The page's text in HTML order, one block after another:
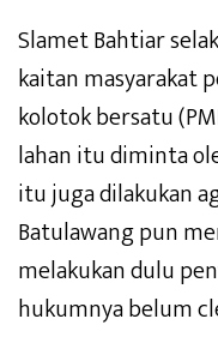
Slamet Bahtiar
kaitan masyarakat
kolotok bersatu
lahan itu diminta
itu juga dilakukan
Batulawang pun
melakukan dulu
hukumnya belum